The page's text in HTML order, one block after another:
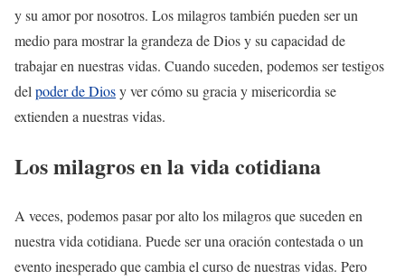
y su amor por nosotros. Los milagros también pueden ser un
medio para mostrar la grandeza de Dios y su capacidad de
trabajar en nuestras vidas. Cuando suceden, podemos ser testigos
del poder de Diosy ver cómo su gracia y misericordia se
extienden a nuestras vidas.
Los milagros en la vida cotidiana
A veces, podemos pasar por alto los milagros que suceden en
nuestra vida cotidiana. Puede ser una oración contestada o un
evento inesperado que cambia el curso de nuestras vidas. Pero